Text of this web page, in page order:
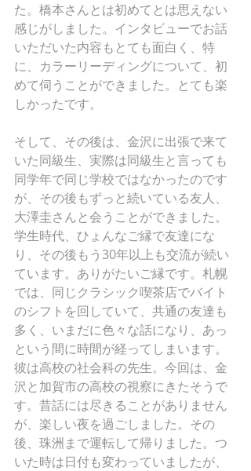
た。橋本さんとは初めてとは思えない
感じがしました。インタビューでお話
いただいた内容もとても面白く、特
に、カラーリーディングについて、初
めて伺うことができました。とても楽
しかったです。
そして、その後は、金沢に出張で来て
いた同級生、実際は同級生と言っても
同学年で同じ学校ではなかったのです
が、その後もずっと続いている友人、
大澤圭さんと会うことができました。
学生時代、ひょんなご縁で友達にな
り、その後もう30年以上も交流が続い
ています。ありがたいご縁です。札幌
では、同じクラシック喫茶店でバイト
のシフトを回していて、共通の友達も
多く、いまだに色々な話になり、あっ
という間に時間が経ってしまいます。
彼は高校の社会科の先生。今回は、金
沢と加賀市の高校の視察にきたそうで
す。昔話には尽きることがありません
が、楽しい夜を過ごしました。その
後、珠洲まで運転して帰りました。つ
いた時は日付も変わっていましたが、